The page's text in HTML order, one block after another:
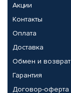
Акции
Контакты
Оплата
Доставка
Обмен и возврат
Гарантия
Договор-оферта